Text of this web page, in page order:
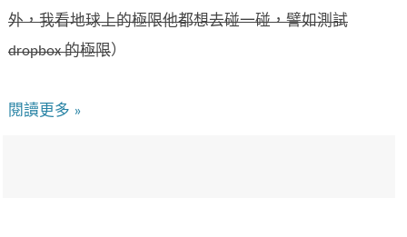
外，我看地球上的極限他都想去碰一碰，譬如測試
dropbox的極限）
閱讀更多 »